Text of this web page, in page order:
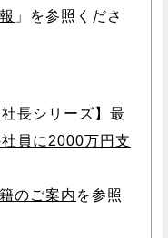
」を参照くださ
長シリーズ】最
員に2000万円支
のご案内 を参照